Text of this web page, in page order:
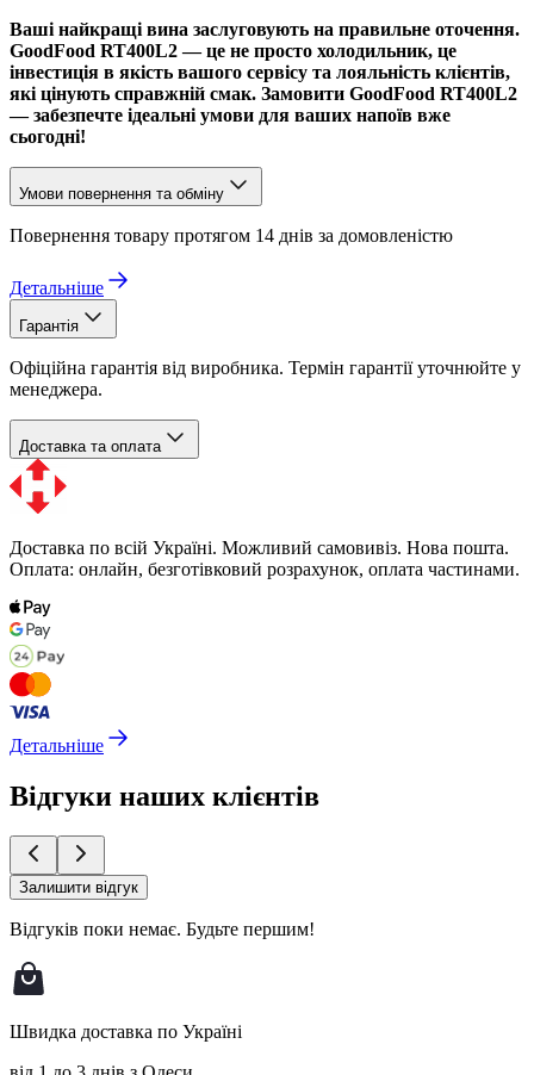
Ваші найкращі вина заслуговують на правильне оточення.
GoodFood RT400L2 — це не просто холодильник, це
інвестиція в якість вашого сервісу та лояльність клієнтів,
які цінують справжній смак. Замовити GoodFood RT400L2
— забезпечте ідеальні умови для ваших напоїв вже
сьогодні!
Умови повернення та обміну
Повернення товару протягом 14 днів за домовленістю
Детальніше
Гарантія
Офіційна гарантія від виробника. Термін гарантії уточнюйте у
менеджера.
Доставка та оплата
Доставка по всій Україні. Можливий самовивіз. Нова пошта.
Оплата: онлайн, безготівковий розрахунок, оплата частинами.
Детальніше
Відгуки наших клієнтів
Залишити відгук
Відгуків поки немає. Будьте першим!
Швидка доставка по Україні